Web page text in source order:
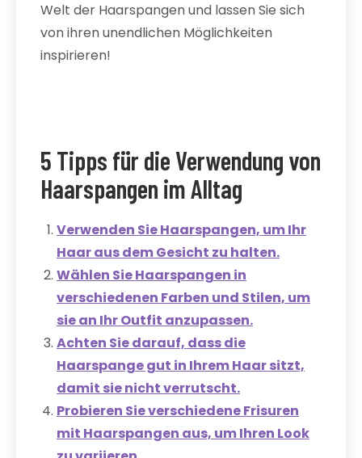
Welt der Haarspangen und lassen Sie sich
von ihren unendlichen Möglichkeiten
inspirieren!
5 Tipps für die Verwendung von
Haarspangen im Alltag
Verwenden Sie Haarspangen, um Ihr
Haar aus dem Gesicht zu halten.
Wählen Sie Haarspangen in
verschiedenen Farben und Stilen, um
sie an Ihr Outfit anzupassen.
Achten Sie darauf, dass die
Haarspange gut in Ihrem Haar sitzt,
damit sie nicht verrutscht.
Probieren Sie verschiedene Frisuren
mit Haarspangen aus, um Ihren Look